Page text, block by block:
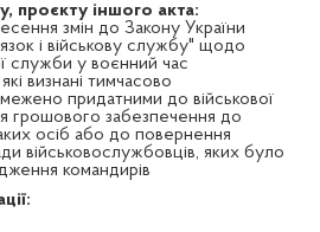
проєкту іншого акта:
змін до Закону України
і військову службу" щодо
служби у воєнний час
визнані тимчасово
придатними до військової
грошового забезпечення до
осіб або до повернення
військовослужбовців, яких було
командирів